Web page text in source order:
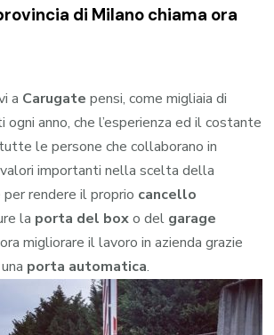
di Milano chiama ora
a Carugate pensi, come migliaia di
anno, che l’esperienza ed il costante
le persone che collaborano in
importanti nella scelta della
rendere il proprio cancello
la porta del boxo del garage
migliorare il lavoro in azienda grazie
porta automatica.